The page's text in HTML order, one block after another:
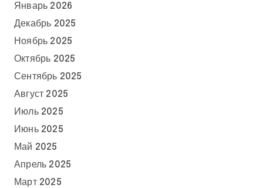
Январь 2026
Декабрь 2025
Ноябрь 2025
Октябрь 2025
Сентябрь 2025
Август 2025
Июль 2025
Июнь 2025
Май 2025
Апрель 2025
Март 2025